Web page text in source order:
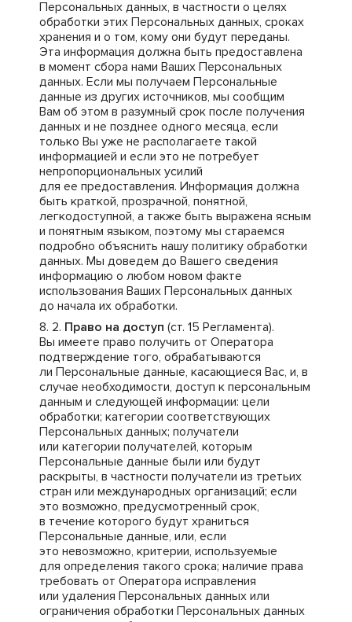
Персональных данных, в частности о целях
обработки этих Персональных данных, сроках
хранения и о том, кому они будут переданы.
Эта информация должна быть предоставлена
в момент сбора нами Ваших Персональных
данных. Если мы получаем Персональные
данные из других источников, мы сообщим
Вам об этом в разумный срок после получения
данных и не позднее одного месяца, если
только Вы уже не располагаете такой
информацией и если это не потребует
непропорциональных усилий
для ее предоставления. Информация должна
быть краткой, прозрачной, понятной,
легкодоступной, а также быть выражена ясным
и понятным языком, поэтому мы стараемся
подробно объяснить нашу политику обработки
данных. Мы доведем до Вашего сведения
информацию о любом новом факте
использования Ваших Персональных данных
до начала их обработки.
Право на доступ (ст. 15 Регламента).
Вы имеете право получить от Оператора
подтверждение того, обрабатываются
ли Персональные данные, касающиеся Вас, и, в
случае необходимости, доступ к персональным
данным и следующей информации: цели
обработки; категории соответствующих
Персональных данных; получатели
или категории получателей, которым
Персональные данные были или будут
раскрыты, в частности получатели из третьих
стран или международных организаций; если
это возможно, предусмотренный срок,
в течение которого будут храниться
Персональные данные, или, если
это невозможно, критерии, используемые
для определения такого срока; наличие права
требовать от Оператора исправления
или удаления Персональных данных или
ограничения обработки Персональных данных